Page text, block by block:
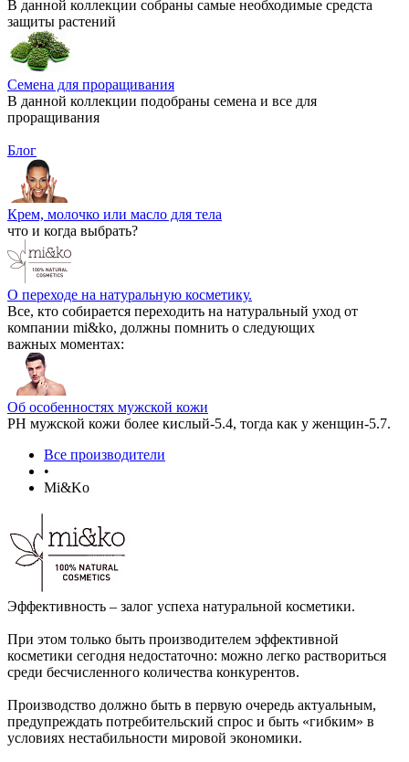
В данной коллекции собраны самые необходимые средста
защиты растений
Семена для проращивания
В данной коллекции подобраны семена и все для
проращивания
Блог
Крем, молочко или масло для тела
что и когда выбрать?
О переходе на натуральную косметику.
Все, кто собирается переходить на натуральный уход от
компании mi&ko, должны помнить о следующих
важных моментах:
Об особенностях мужской кожи
РН мужской кожи более кислый-5.4, тогда как у женщин-5.7.
Все производители
•
Mi&Ko
Эффективность – залог успеха натуральной косметики.
При этом только быть производителем эффективной
косметики сегодня недостаточно: можно легко раствориться
среди бесчисленного количества конкурентов.
Производство должно быть в первую очередь актуальным,
предупреждать потребительский спрос и быть «гибким» в
условиях нестабильности мировой экономики.